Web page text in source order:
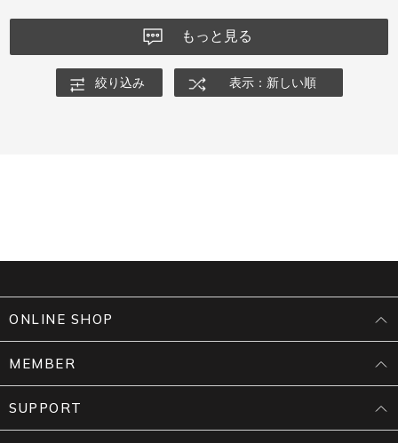
もっと見る
絞り込み 表示：新しい順
ONLINE SHOP
MEMBER
SUPPORT